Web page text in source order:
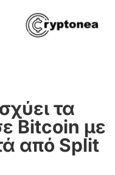
τα
Bitcoin με
από Split